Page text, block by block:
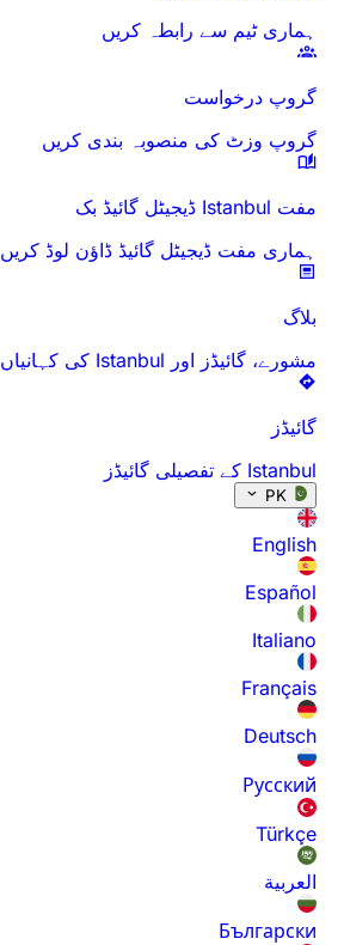
ہماری ٹیم سے رابطہ کریں
گروپ درخواست
گروپ وزٹ کی منصوبہ بندی کریں
مفت Istanbul ڈیجیٹل گائیڈ بک
ہماری مفت ڈیجیٹل گائیڈ ڈاؤن لوڈ کریں
بلاگ
مشورے، گائیڈز اور Istanbul کی کہانیاں
گائیڈز
Istanbul کے تفصیلی گائیڈز
PK
English
Español
Italiano
Français
Deutsch
Русский
Türkçe
العربية
Български